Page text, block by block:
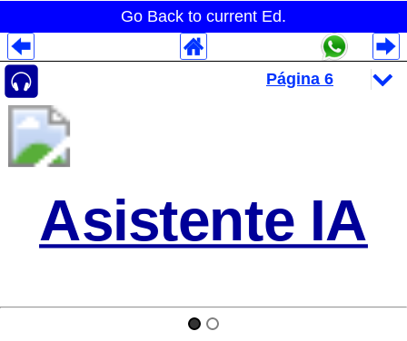
Go Back to current Ed.
Asistente IA
Despliegues Analytics
Despliegues Totales
Despliegues por Rubros